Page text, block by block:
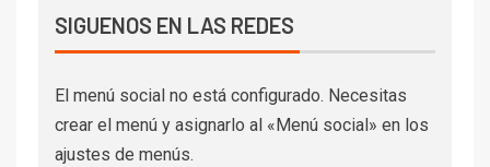
SIGUENOS EN LAS REDES
El menú social no está configurado. Necesitas
crear el menú y asignarlo al «Menú social» en los
ajustes de menús.